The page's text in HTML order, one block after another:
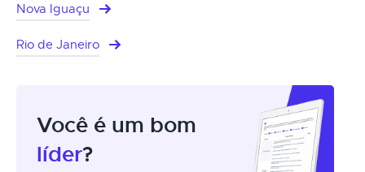
Nova Iguaçu
Rio de Janeiro
Você é um bom
líder?